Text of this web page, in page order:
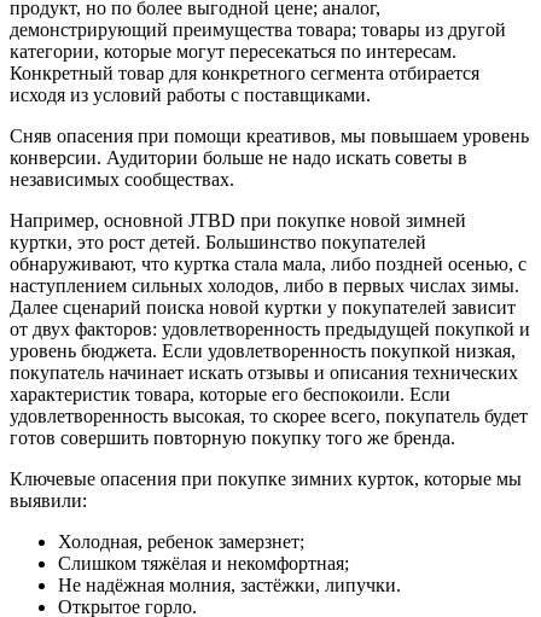
продукт, но по более выгодной цене; аналог,
демонстрирующий преимущества товара; товары из другой
категории, которые могут пересекаться по интересам.
Конкретный товар для конкретного сегмента отбирается
исходя из условий работы с поставщиками.
Сняв опасения при помощи креативов, мы повышаем уровень
конверсии. Аудитории больше не надо искать советы в
независимых сообществах.
Например, основной JTBD при покупке новой зимней
куртки, это рост детей. Большинство покупателей
обнаруживают, что куртка стала мала, либо поздней осенью, с
наступлением сильных холодов, либо в первых числах зимы.
Далее сценарий поиска новой куртки у покупателей зависит
от двух факторов: удовлетворенность предыдущей покупкой и
уровень бюджета. Если удовлетворенность покупкой низкая,
покупатель начинает искать отзывы и описания технических
характеристик товара, которые его беспокоили. Если
удовлетворенность высокая, то скорее всего, покупатель будет
готов совершить повторную покупку того же бренда.
Ключевые опасения при покупке зимних курток, которые мы
выявили:
Холодная, ребенок замерзнет;
Слишком тяжёлая и некомфортная;
Не надёжная молния, застёжки, липучки.
Открытое горло.